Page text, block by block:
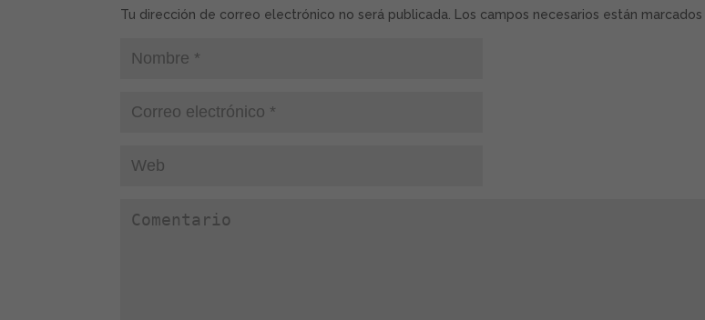
Tu dirección de correo electrónico no será publicada. Los campos necesarios están marcados